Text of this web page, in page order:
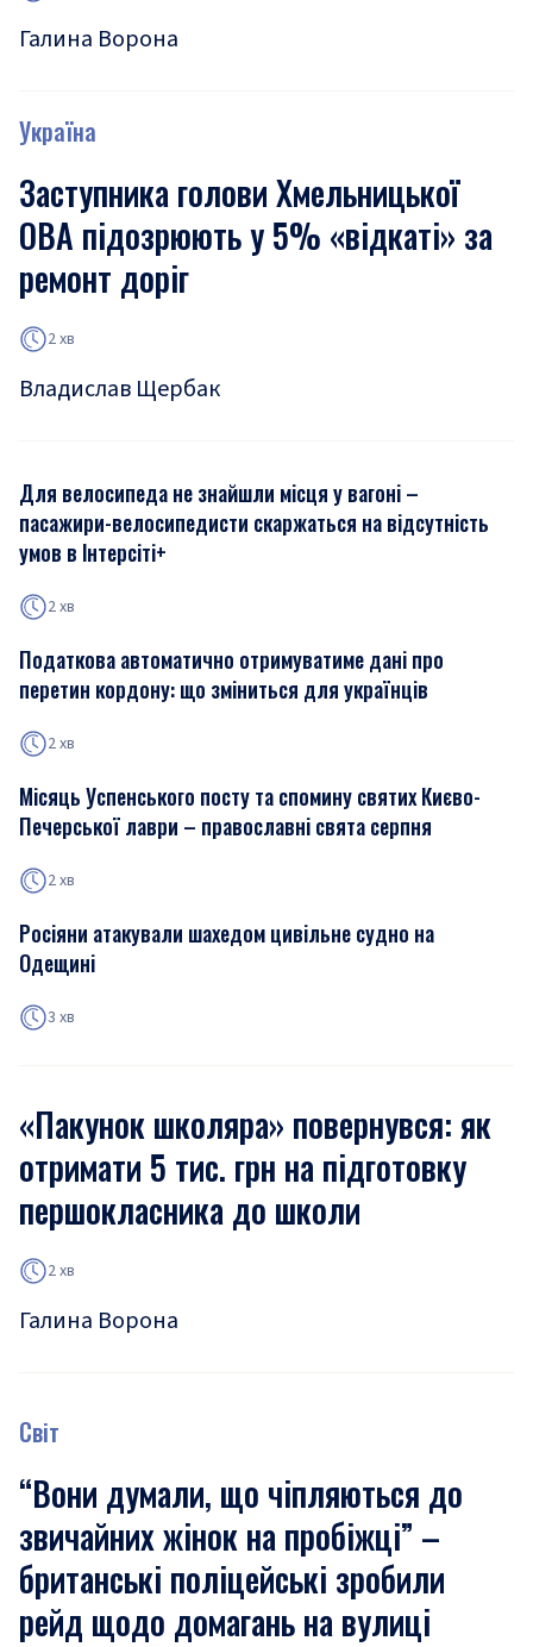
Галина Ворона
Україна
Заступника голови Хмельницької
ОВА підозрюють у 5% «відкаті» за
ремонт доріг
2 хв
Владислав Щербак
Для велосипеда не знайшли місця у вагоні –
пасажири-велосипедисти скаржаться на відсутність
умов в Інтерсіті+
2 хв
Податкова автоматично отримуватиме дані про
перетин кордону: що зміниться для українців
2 хв
Місяць Успенського посту та спомину святих Києво-
Печерської лаври – православні свята серпня
2 хв
Росіяни атакували шахедом цивільне судно на
Одещині
3 хв
«Пакунок школяра» повернувся: як
отримати 5 тис. грн на підготовку
першокласника до школи
2 хв
Галина Ворона
Світ
“Вони думали, що чіпляються до
звичайних жінок на пробіжці” –
британські поліцейські зробили
рейд щодо домагань на вулиці